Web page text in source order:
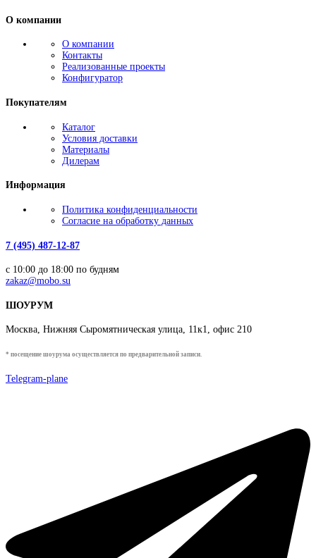
О компании
О компании
Контакты
Реализованные проекты
Конфигуратор
Покупателям
Каталог
Условия доставки
Материалы
Дилерам
Информация
Политика конфиденциальности
Согласие на обработку данных
7 (495) 487-12-87
с 10:00 до 18:00 по будням
zakaz@mobo.su
ШОУРУМ
Москва, Нижняя Сыромятническая улица, 11к1, офис 210
* посещение шоурума осуществляется по предварительной записи.
Telegram-plane